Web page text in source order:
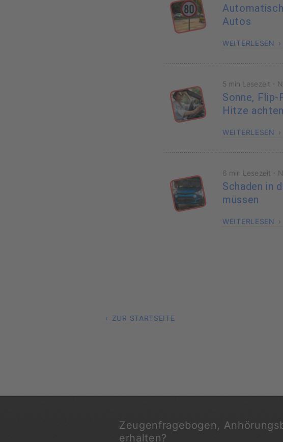
Autos
WEITERLESEN
5 min Lesezeit ·
Sonne,
Hitze achten
WEITERLESEN
6 min Lesezeit ·
Schaden in
müssen
WEITERLESEN
ZUR STARTSEITE
Zeugenfragebogen,
erhalten?